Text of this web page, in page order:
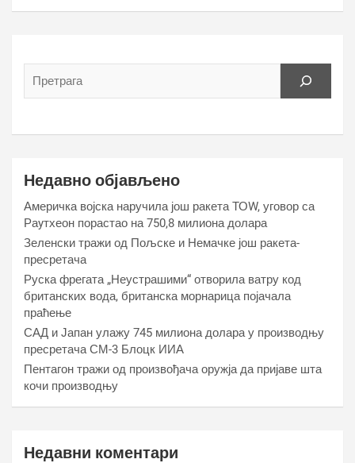
Недавно објављено
Америчка војска наручила још ракета ТОW, уговор са
Раyтхеон порастао на 750,8 милиона долара
Зеленски тражи од Пољске и Немачке још ракета-
пресретача
Руска фрегата „Неустрашими“ отворила ватру код
британских вода, британска морнарица појачала
праћење
САД и Јапан улажу 745 милиона долара у производњу
пресретача СМ-3 Блоцк ИИА
Пентагон тражи од произвођача оружја да пријаве шта
кочи производњу
Недавни коментари